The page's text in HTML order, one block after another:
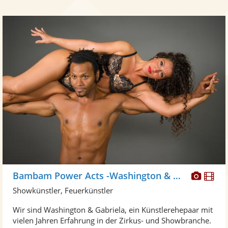
Fotos
Bambam Power Acts -Washington & Gabriela
Showkünstler, Feuerkünstler
Wir sind Washington & Gabriela, ein Künstlerehepaar mit
vielen Jahren Erfahrung in der Zirkus- und Showbranche.